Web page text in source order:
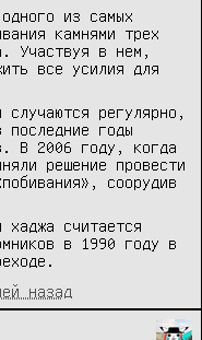
из самых
камнями трех
Участвуя в нем,
все усилия для
регулярно,
последние годы
В 2006 году, когда
решение провести
соорудив
хаджа считается
в 1990 году в
назад